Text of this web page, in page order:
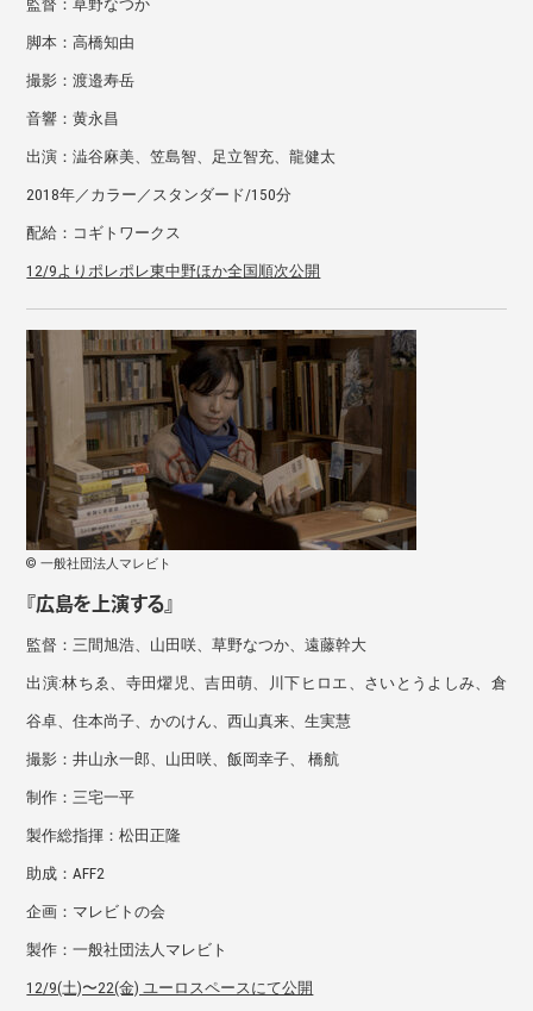
監督：草野なつか
脚本：高橋知由
撮影：渡邉寿岳
音響：黄永昌
出演：澁谷麻美、笠島智、足立智充、龍健太
2018年／カラー／スタンダード/150分
配給：コギトワークス
12/9よりポレポレ東中野ほか全国順次公開
© 一般社団法人マレビト
『広島を上演する』
監督：三間旭浩、山田咲、草野なつか、遠藤幹大
出演:林ちゑ、寺田燿児、吉田萌、川下ヒロエ、さいとうよしみ、倉
谷卓、住本尚子、かのけん、西山真来、生実慧
撮影：井山永一郎、山田咲、飯岡幸子、 橋航
制作：三宅一平
製作総指揮：松田正隆
助成：AFF2
企画：マレビトの会
製作：一般社団法人マレビト
12/9(土)〜22(金) ユーロスペースにて公開